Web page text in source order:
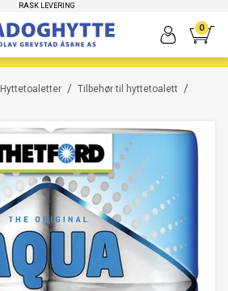
RASK LEVERING
HØYKVALITETS PRODUKTER
0
/
Hyttetoaletter /
Tilbehør til hyttetoalett